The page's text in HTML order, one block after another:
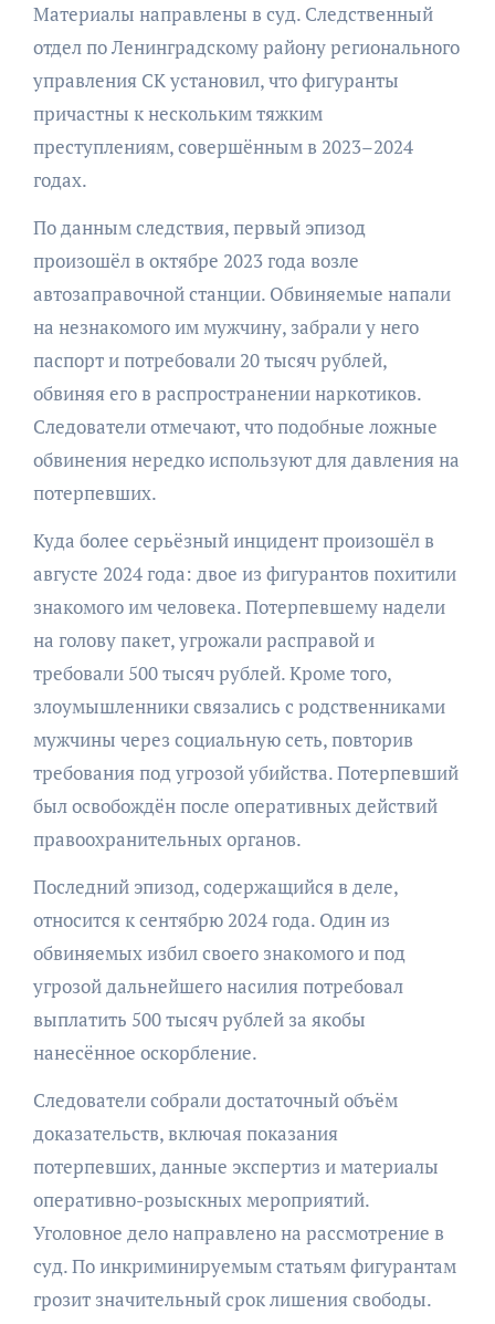
Материалы направлены в суд. Следственный
отдел по Ленинградскому району регионального
управления СК установил, что фигуранты
причастны к нескольким тяжким
преступлениям, совершённым в 2023–2024
годах.
По данным следствия, первый эпизод
произошёл в октябре 2023 года возле
автозаправочной станции. Обвиняемые напали
на незнакомого им мужчину, забрали у него
паспорт и потребовали 20 тысяч рублей,
обвиняя его в распространении наркотиков.
Следователи отмечают, что подобные ложные
обвинения нередко используют для давления на
потерпевших.
Куда более серьёзный инцидент произошёл в
августе 2024 года: двое из фигурантов похитили
знакомого им человека. Потерпевшему надели
на голову пакет, угрожали расправой и
требовали 500 тысяч рублей. Кроме того,
злоумышленники связались с родственниками
мужчины через социальную сеть, повторив
требования под угрозой убийства. Потерпевший
был освобождён после оперативных действий
правоохранительных органов.
Последний эпизод, содержащийся в деле,
относится к сентябрю 2024 года. Один из
обвиняемых избил своего знакомого и под
угрозой дальнейшего насилия потребовал
выплатить 500 тысяч рублей за якобы
нанесённое оскорбление.
Следователи собрали достаточный объём
доказательств, включая показания
потерпевших, данные экспертиз и материалы
оперативно-розыскных мероприятий.
Уголовное дело направлено на рассмотрение в
суд. По инкриминируемым статьям фигурантам
грозит значительный срок лишения свободы.